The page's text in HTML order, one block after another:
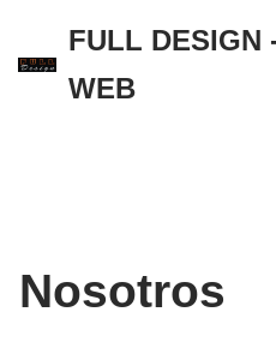
Saltar
FULL DESIGN
WEB
Nosotros